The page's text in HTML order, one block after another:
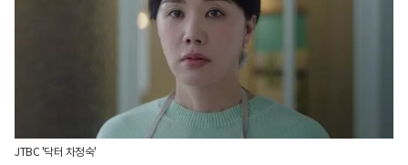
JTBC '닥터 차정숙'